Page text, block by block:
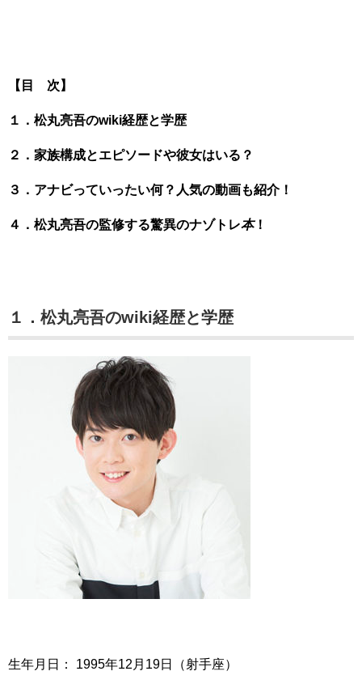
【目 次】
１．松丸亮吾のwiki経歴と学歴
２．家族構成とエピソードや彼女はいる？
３．アナビっていったい何？人気の動画も紹介！
４．松丸亮吾の監修する驚異のナゾトレ本！
１．松丸亮吾のwiki経歴と学歴
生年月日： 1995年12月19日（射手座）